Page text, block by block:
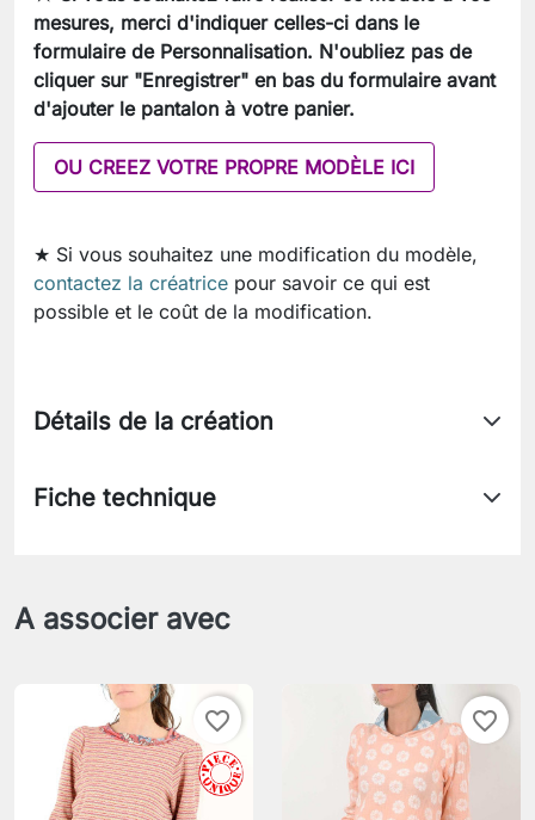
mesures, merci d'indiquer celles-ci dans le
formulaire de Personnalisation. N'oubliez pas de
cliquer sur "Enregistrer" en bas du formulaire avant
d'ajouter le pantalon à votre panier.
OU CREEZ VOTRE PROPRE MODÈLE ICI
★ Si vous souhaitez une modification du modèle,
contactez la créatrice pour savoir ce qui est
possible et le coût de la modification.
Détails de la création
Fiche technique
A associer avec
favorite_border favorite_border